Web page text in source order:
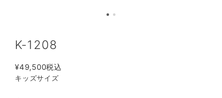
K-1208
¥49,500税込
キッズサイズ